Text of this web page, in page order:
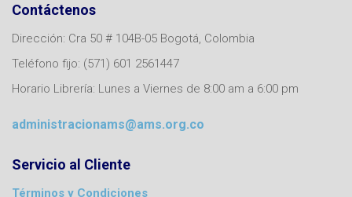
Contáctenos
Dirección: Cra 50 # 104B-05 Bogotá, Colombia
Teléfono fijo: (571) 601 2561447
Horario Librería: Lunes a Viernes de 8:00 am a 6:00 pm
administracionams@ams.org.co
Servicio al Cliente
Términos y Condiciones